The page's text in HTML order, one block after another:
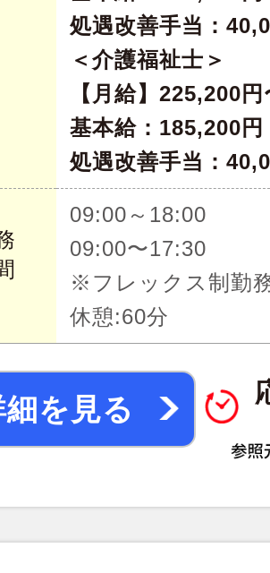
処遇改善手当：
＜介護福祉士＞
【月給】225,200円
基本給：185,200円
処遇改善手当：
09:00～18:00
09:00〜17:30
※フレックス制勤
休憩:60分
細を見る